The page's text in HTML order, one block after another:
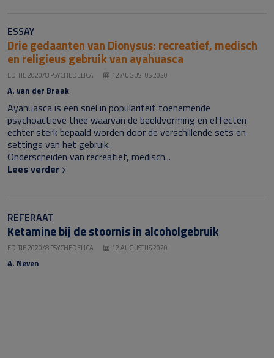
ESSAY
Drie gedaanten van Dionysus: recreatief, medisch
en religieus gebruik van ayahuasca
EDITIE 2020/8 PSYCHEDELICA 12 AUGUSTUS 2020
A. van der Braak
Ayahuasca is een snel in populariteit toenemende
psychoactieve thee waarvan de beeldvorming en effecten
echter sterk bepaald worden door de verschillende sets en
settings van het gebruik.
Onderscheiden van recreatief, medisch...
Lees verder
REFERAAT
Ketamine bij de stoornis in alcoholgebruik
EDITIE 2020/8 PSYCHEDELICA 12 AUGUSTUS 2020
A. Neven